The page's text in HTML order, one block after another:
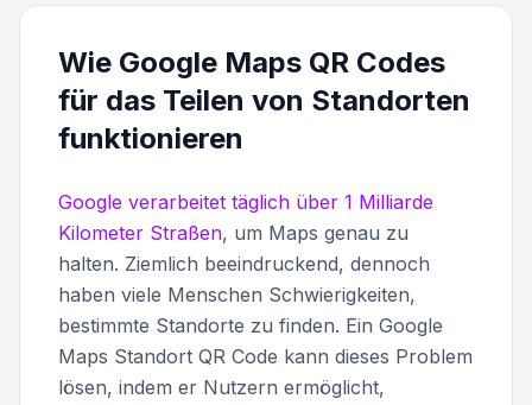
Wie Google Maps QR Codes
für das Teilen von Standorten
funktionieren
Google verarbeitet täglich über 1 Milliarde
Kilometer Straßen, um Maps genau zu
halten. Ziemlich beeindruckend, dennoch
haben viele Menschen Schwierigkeiten,
bestimmte Standorte zu finden. Ein Google
Maps Standort QR Code kann dieses Problem
lösen, indem er Nutzern ermöglicht,